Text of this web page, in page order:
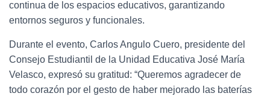
continua de los espacios educativos, garantizando
entornos seguros y funcionales.
Durante el evento, Carlos Angulo Cuero, presidente del
Consejo Estudiantil de la Unidad Educativa José María
Velasco, expresó su gratitud: “Queremos agradecer de
todo corazón por el gesto de haber mejorado las baterías